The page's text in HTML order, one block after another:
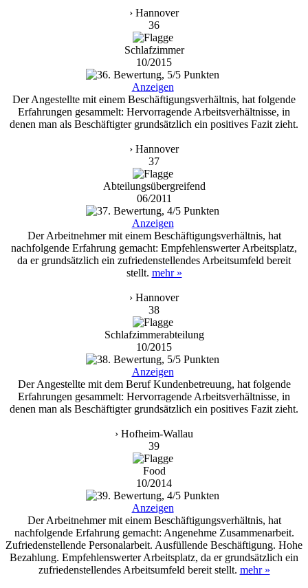
› Hannover
36
Schlafzimmer
10/2015
Anzeigen
Der Angestellte mit einem Beschäftigungsverhältnis, hat folgende
Erfahrungen gesammelt: Hervorragende Arbeitsverhältnisse, in
denen man als Beschäftigter grundsätzlich ein positives Fazit zieht.
› Hannover
37
Abteilungsübergreifend
06/2011
Anzeigen
Der Arbeitnehmer mit einem Beschäftigungsverhältnis, hat
nachfolgende Erfahrung gemacht: Empfehlenswerter Arbeitsplatz,
da er grundsätzlich ein zufriedenstellendes Arbeitsumfeld bereit
stellt. mehr »
› Hannover
38
Schlafzimmerabteilung
10/2015
Anzeigen
Der Angestellte mit dem Beruf Kundenbetreuung, hat folgende
Erfahrungen gesammelt: Hervorragende Arbeitsverhältnisse, in
denen man als Beschäftigter grundsätzlich ein positives Fazit zieht.
› Hofheim-Wallau
39
Food
10/2014
Anzeigen
Der Arbeitnehmer mit einem Beschäftigungsverhältnis, hat
nachfolgende Erfahrung gemacht: Angenehme Zusammenarbeit.
Zufriedenstellende Personalarbeit. Ausfüllende Beschäftigung. Hohe
Bezahlung. Empfehlenswerter Arbeitsplatz, da er grundsätzlich ein
zufriedenstellendes Arbeitsumfeld bereit stellt. mehr »